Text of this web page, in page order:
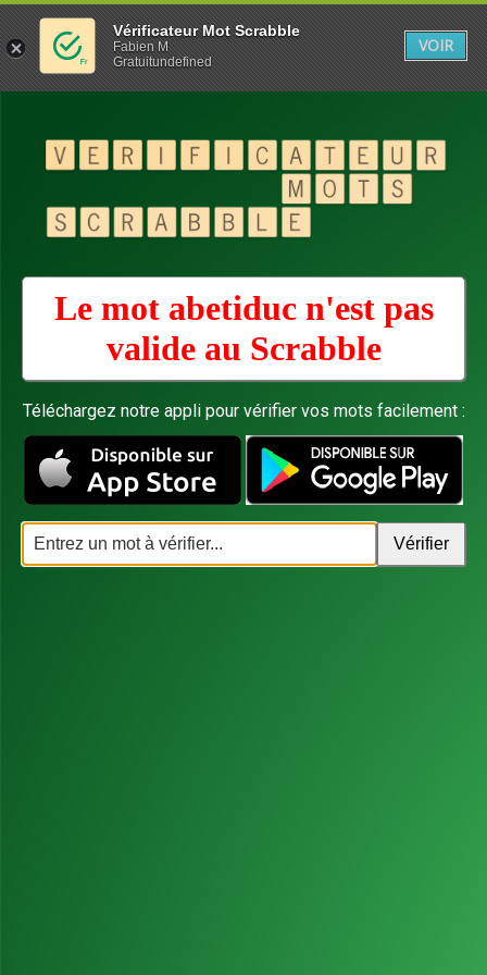
Le mot abetiduc n'est pas
valide au Scrabble
Téléchargez notre appli pour vérifier vos mots facilement :
Vérificateur Mot Scrabble
Fabien M
Gratuitundefined
VOIR